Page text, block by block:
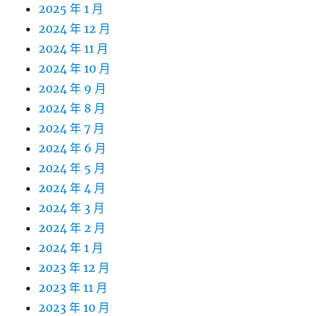
2025 年 1 月
2024 年 12 月
2024 年 11 月
2024 年 10 月
2024 年 9 月
2024 年 8 月
2024 年 7 月
2024 年 6 月
2024 年 5 月
2024 年 4 月
2024 年 3 月
2024 年 2 月
2024 年 1 月
2023 年 12 月
2023 年 11 月
2023 年 10 月